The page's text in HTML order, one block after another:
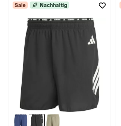
Sale Nachhaltig